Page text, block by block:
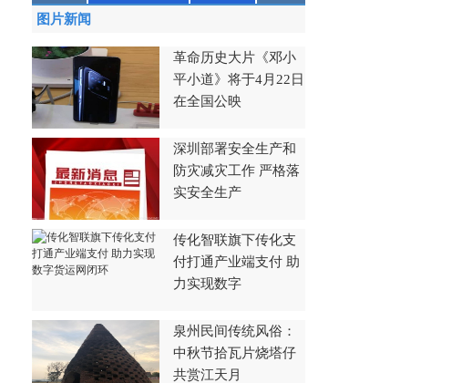
图片新闻
革命历史大片《邓小
平小道》将于4月22日
在全国公映
深圳部署安全生产和
防灾减灾工作 严格落
实安全生产
传化智联旗下传化支
付打通产业端支付 助
力实现数字
泉州民间传统风俗：
中秋节拾瓦片烧塔仔
共赏江天月